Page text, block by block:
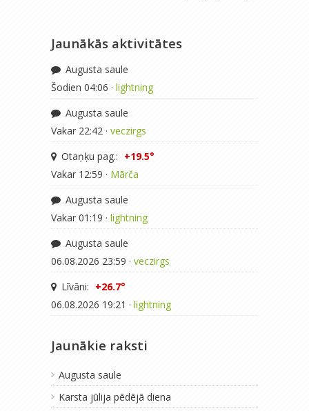
Jaunākās aktivitātes
Augusta saule
Šodien 04:06 · lightning
Augusta saule
Vakar 22:42 · veczirgs
Otaņķu pag.: +19.5°
Vakar 12:59 · Mārča
Augusta saule
Vakar 01:19 · lightning
Augusta saule
06.08.2026 23:59 · veczirgs
Līvāni: +26.7°
06.08.2026 19:21 · lightning
Jaunākie raksti
Augusta saule
Karsta jūlija pēdējā diena